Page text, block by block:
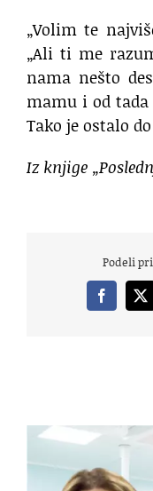
„Volim te
„Ali ti me
nama nešto
mamu i od tada
Tako je ostalo
Iz knjige
Podeli
Facebook
X